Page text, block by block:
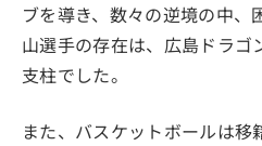
ブを導き、数々の逆境の中、
山選手の存在は、広島ドラゴ
支柱でした。
また、バスケットボールは移